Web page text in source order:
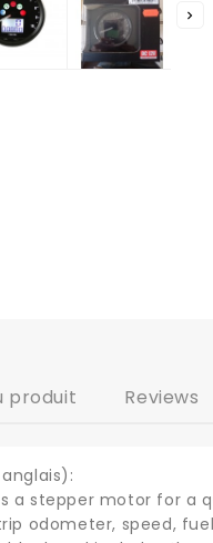

produit Reviews
a stepper motor for a
odometer, speed,